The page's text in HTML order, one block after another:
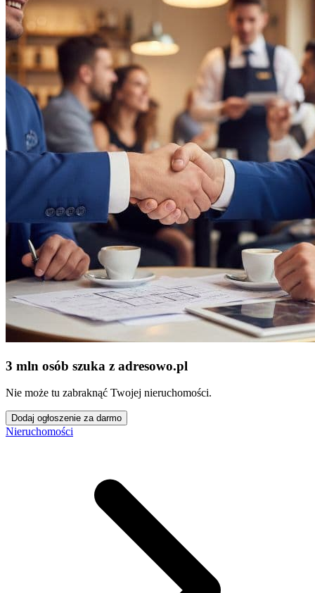
3 mln osób szuka z adresowo.pl
Nie może tu zabraknąć Twojej nieruchomości.
Dodaj ogłoszenie za darmo
Nieruchomości